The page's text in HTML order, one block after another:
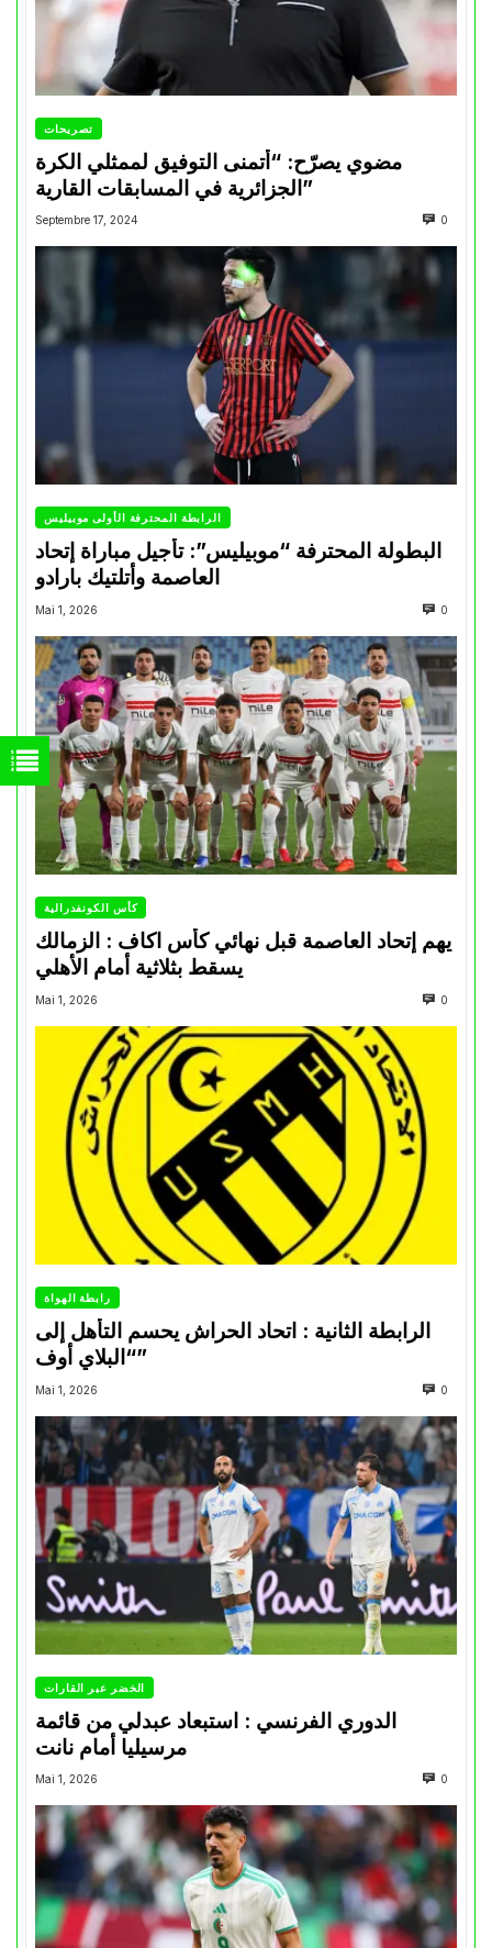
تصريحات
مضوي يصرّح: “أتمنى التوفيق لممثلي الكرة
الجزائرية في المسابقات القارية”
Septembre 17, 2024 0
الرابطة المحترفة الأولى موبيليس
البطولة المحترفة “موبيليس”: تأجيل مباراة إتحاد
العاصمة وأتلتيك بارادو
Mai 1, 2026 0
كأس الكونفدرالية
يهم إتحاد العاصمة قبل نهائي كأس اكاف : الزمالك
Mai 1, 2026 0
رابطة الهواة
الرابطة الثانية : اتحاد الحراش يحسم التأهل إلى
“البلاي أوف”
Mai 1, 2026 0
الخضر عبر القارات
الدوري الفرنسي : استبعاد عبدلي من قائمة
مرسيليا أمام نانت
Mai 1, 2026 0